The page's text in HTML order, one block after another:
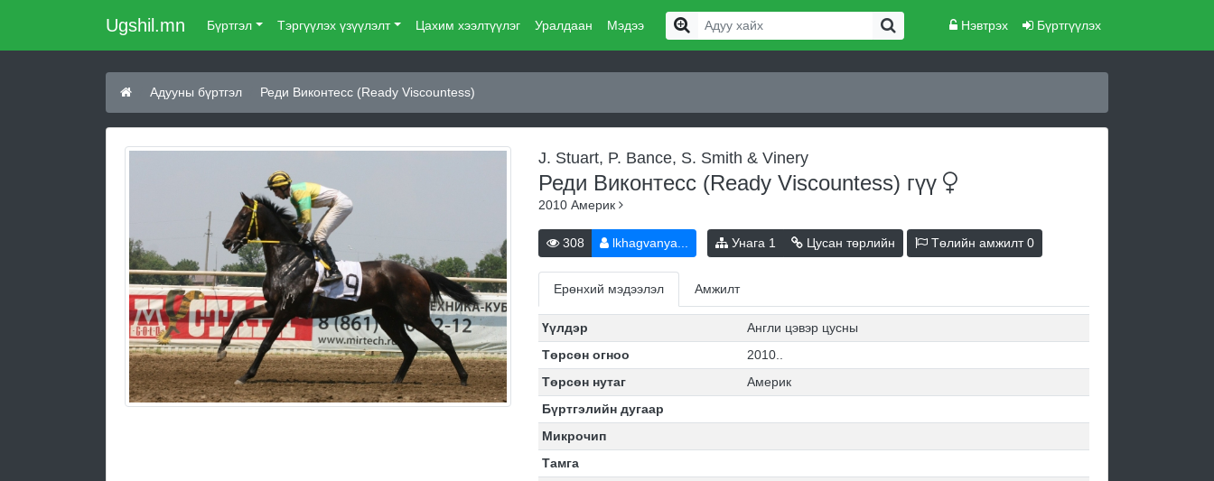
Ugshil.mn Бүртгэл Тэргүүлэх үзүүлэлт Цахим хээлтүүлэг Уралдаан Мэдээ Нэвтрэх Бүртгүүлэх
Адууны бүртгэл Реди Виконтесс (Ready Viscountess)
J. Stuart, P. Bance, S. Smith & Vinery
Реди Виконтесс (Ready Viscountess) гүү
2010 Америк
308 lkhagvanya... Унага 1 Цусан төрлийн Төлийн амжилт0
Ерөнхий мэдээлэл Амжилт
Үүлдэр
Англи цэвэр цусны
Төрсөн огноо
2010..
Төрсөн нутаг
Америк
Бүртгэлийн дугаар
Микрочип
Тамга